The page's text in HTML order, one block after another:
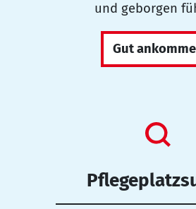
und geborgen
Gut